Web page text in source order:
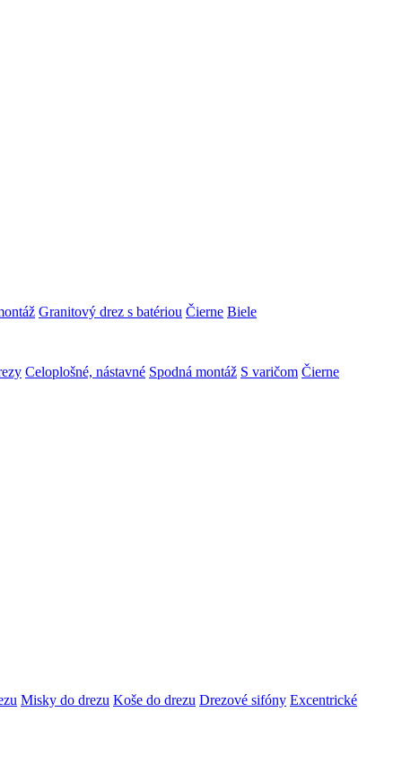
Granitový drez s batériou Čierne Biele
Celoplošné, nástavné Spodná montáž S varičom Čierne
Misky do drezu Koše do drezu Drezové sifóny Excentrické